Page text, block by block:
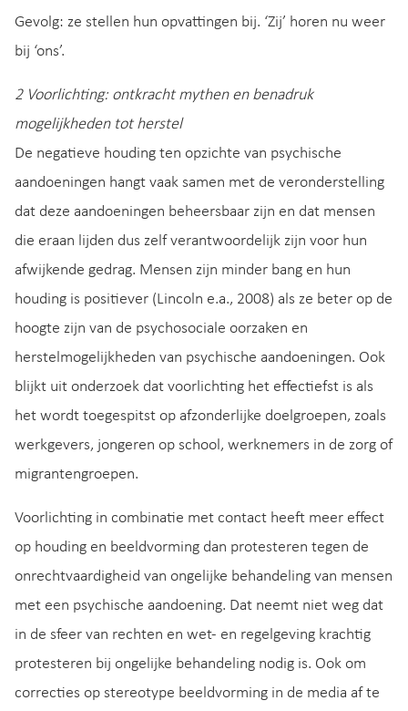
Gevolg: ze stellen hun opvattingen bij. ‘Zij’ horen nu weer
bij ‘ons’.
2 Voorlichting: ontkracht mythen en benadruk
mogelijkheden tot herstel
De negatieve houding ten opzichte van psychische
aandoeningen hangt vaak samen met de veronderstelling
dat deze aandoeningen beheersbaar zijn en dat mensen
die eraan lijden dus zelf verantwoordelijk zijn voor hun
afwijkende gedrag. Mensen zijn minder bang en hun
houding is positiever (Lincoln e.a., 2008) als ze beter op de
hoogte zijn van de psychosociale oorzaken en
herstelmogelijkheden van psychische aandoeningen. Ook
blijkt uit onderzoek dat voorlichting het effectiefst is als
het wordt toegespitst op afzonderlijke doelgroepen, zoals
werkgevers, jongeren op school, werknemers in de zorg of
migrantengroepen.
Voorlichting in combinatie met contact heeft meer effect
op houding en beeldvorming dan protesteren tegen de
onrechtvaardigheid van ongelijke behandeling van mensen
met een psychische aandoening. Dat neemt niet weg dat
in de sfeer van rechten en wet- en regelgeving krachtig
protesteren bij ongelijke behandeling nodig is. Ook om
correcties op stereotype beeldvorming in de media af te